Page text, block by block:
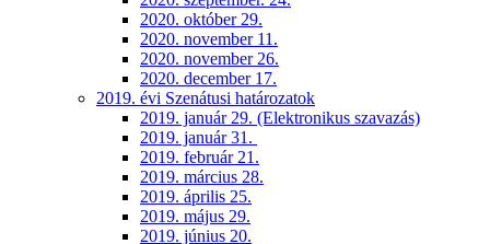
2020. október 29.
2020. november 11.
2020. november 26.
2020. december 17.
2019. évi Szenátusi határozatok
2019. január 29. (Elektronikus szavazás)
2019. január 31.
2019. február 21.
2019. március 28.
2019. április 25.
2019. május 29.
2019. június 20.